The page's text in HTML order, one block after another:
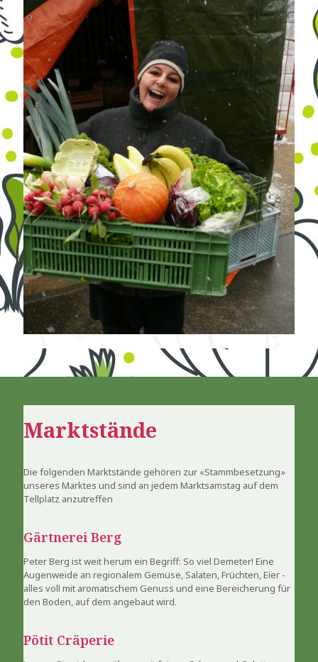
Marktstände
Die folgenden Marktstände gehören zur «Stammbesetzung»
unseres Marktes und sind an jedem Marktsamstag auf dem
Tellplatz anzutreffen
Gärtnerei Berg
Peter Berg ist weit herum ein Begriff: So viel Demeter! Eine
Augenweide an regionalem Gemüse, Salaten, Früchten, Eier -
alles voll mit aromatischem Genuss und eine Bereicherung für
den Boden, auf dem angebaut wird.
Pötit Cräperie